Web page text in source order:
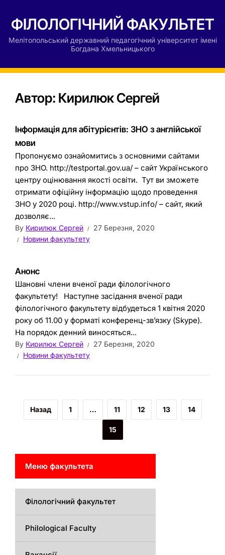
ФІЛОЛОГІЧНИЙ ФАКУЛЬТЕТ
Мелітопольський державний педагогічний університет імені
Богдана Хмельницького
Автор: Кирилюк Сергей
Інформація для абітурієнтів: ЗНО з англійської
мови
Пропонуємо ознайомитись з основними сайтами
про ЗНО. http://testportal.gov.ua/ – сайт Українського
центру оцінювання якості освіти. Тут ви зможете
отримати офіційну інформацію щодо проведення
ЗНО у 2020 році. http://www.vstup.info/ – сайт, який
дозволяє...
By Кирилюк Сергей
27 Березня, 2020
Новини факультету
Анонс
Шановні члени вченої ради філологічного
факультету! Наступне засідання вченої ради
філологічного факультету відбудеться 1 квітня 2020
року об 11.00 у форматі конференц-зв’язку (Skype).
На порядок денний виносяться...
By Кирилюк Сергей
27 Березня, 2020
Новини факультету
Назад 1 … 11 12 13 14
15
Меню факультета
Філологічний факультет
Philological Faculty